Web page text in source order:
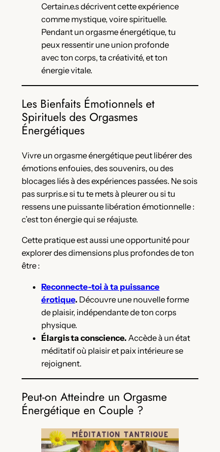
Certain.e.s décrivent cette expérience
comme mystique, voire spirituelle.
Pendant un orgasme énergétique, tu
peux ressentir une union profonde
avec ton corps, ta créativité, et ton
énergie vitale.
Les Bienfaits Émotionnels et
Spirituels des Orgasmes
Énergétiques
Vivre un orgasme énergétique peut libérer des
émotions enfouies, des souvenirs, ou des
blocages liés à des expériences passées. Ne sois
pas surpris.e si tu te mets à pleurer ou si tu
ressens une puissante libération émotionnelle :
c’est ton énergie qui se réajuste.
Cette pratique est aussi une opportunité pour
explorer des dimensions plus profondes de ton
être :
Reconnecte-toi à ta puissance
érotique. Découvre une nouvelle forme
de plaisir, indépendante de ton corps
physique.
Élargis ta conscience. Accède à un état
méditatif où plaisir et paix intérieure se
rejoignent.
Peut-on Atteindre un Orgasme
Énergétique en Couple ?